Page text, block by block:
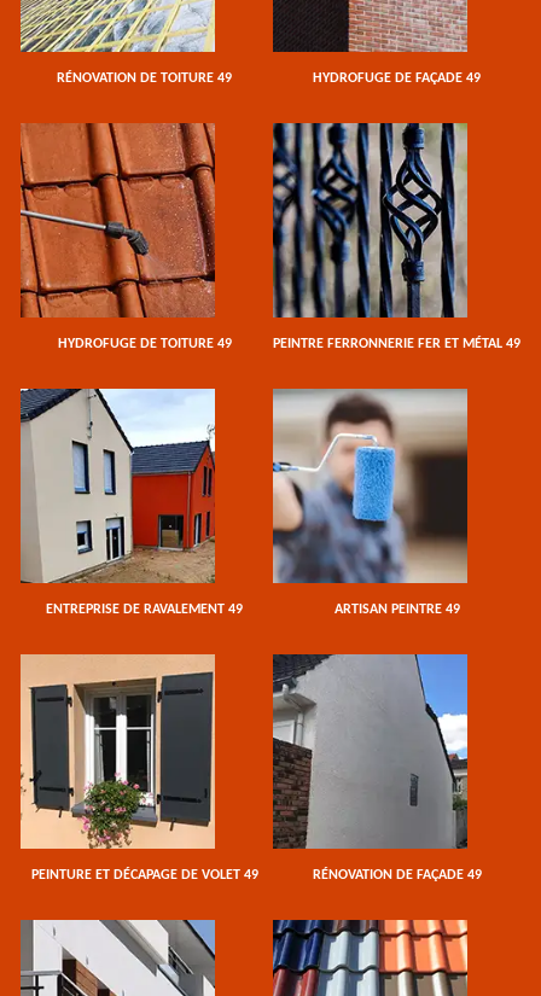
RÉNOVATION DE TOITURE 49 HYDROFUGE DE FAÇADE 49
HYDROFUGE DE TOITURE 49 PEINTRE FERRONNERIE FER ET MÉTAL 49
ENTREPRISE DE RAVALEMENT 49 ARTISAN PEINTRE 49
PEINTURE ET DÉCAPAGE DE VOLET 49 RÉNOVATION DE FAÇADE 49